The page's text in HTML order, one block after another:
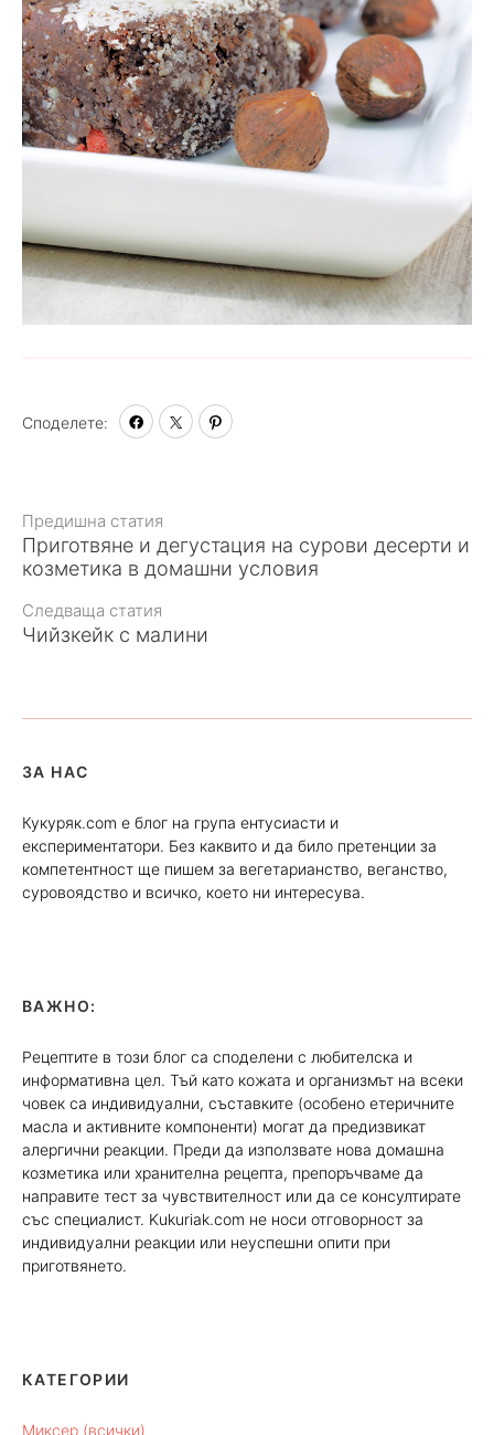
Към
статията
Предишна статия
Приготвяне и дегустация на сурови десерти и
козметика в домашни условия
Следваща статия
Чийзкейк с малини
Споделете:
ЗА НАС
Кукуряк.com е блог на група ентусиасти и
експериментатори. Без каквито и да било претенции за
компетентност ще пишем за вегетарианство, веганство,
суровоядство и всичко, което ни интересува.
ВАЖНО:
Рецептите в този блог са споделени с любителска и
информативна цел. Тъй като кожата и организмът на всеки
човек са индивидуални, съставките (особено етеричните
масла и активните компоненти) могат да предизвикат
алергични реакции. Преди да използвате нова домашна
козметика или хранителна рецепта, препоръчваме да
направите тест за чувствителност или да се консултирате
със специалист. Kukuriak.com не носи отговорност за
индивидуални реакции или неуспешни опити при
приготвянето.
КАТЕГОРИИ
Миксер (всички)